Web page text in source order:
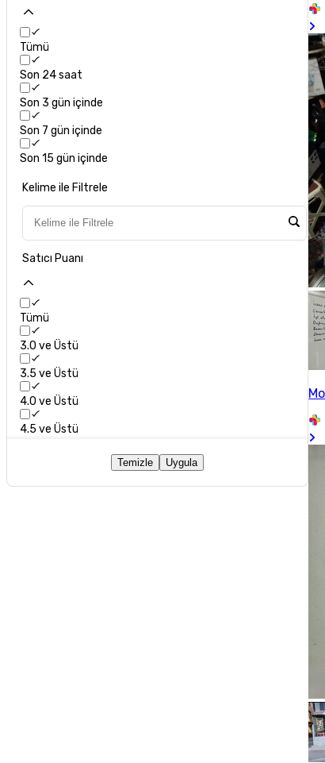
Tümü
Son 24 saat
Son 3 gün içinde
Son 7 gün içinde
Son 15 gün içinde
Kelime ile Filtrele
Satıcı Puanı
Tümü
3.0 ve Üstü
3.5 ve Üstü
4.0 ve Üstü
4.5 ve Üstü
Temizle Uygula